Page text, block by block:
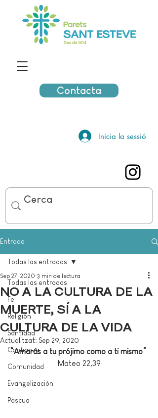
Inicia la sessió
Contacta
Entrada
Todas las entradas
Fe
Religión
Santidad
Confianza
Comunidad
Evangelización
Pascua
Todas las entradas
NO A LA CULTURA DE LA
MUERTE, SÍ A LA
CULTURA DE LA VIDA
Sep 27, 2020 3 min de lectura
Actualitzat: Sep 29, 2020
“Amarás a tu prójimo como a ti mismo”
Mateo 22,39